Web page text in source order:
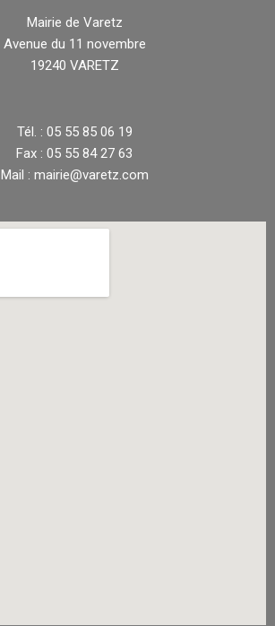
Mairie de Varetz
Avenue du 11 novembre
19240 VARETZ
Tél. : 05 55 85 06 19
Fax : 05 55 84 27 63
Mail : mairie@varetz.com